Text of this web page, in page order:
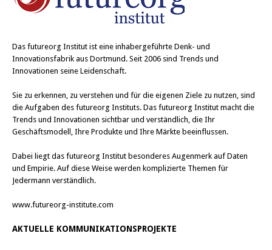
Das futureorg Institut ist eine inhabergeführte Denk- und
Innovationsfabrik aus Dortmund. Seit 2006 sind Trends und
Innovationen seine Leidenschaft.
Sie zu erkennen, zu verstehen und für die eigenen Ziele zu nutzen, sind
die Aufgaben des futureorg Instituts. Das futureorg Institut macht die
Trends und Innovationen sichtbar und verständlich, die Ihr
Geschäftsmodell, Ihre Produkte und Ihre Märkte beeinflussen.
Dabei liegt das futureorg Institut besonderes Augenmerk auf Daten
und Empirie. Auf diese Weise werden komplizierte Themen für
Jedermann verständlich.
www.futureorg-institute.com
AKTUELLE KOMMUNIKATIONSPROJEKTE